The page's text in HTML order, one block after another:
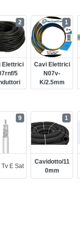
Elettrici
5
2
Cavi Elettrici
N07v-
K/2.5mm
1
E Sat
9
Cavidotto/11
0mm
1